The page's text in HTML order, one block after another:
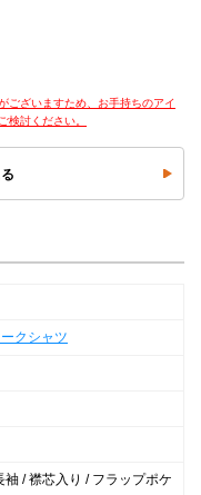
ございますため、お手持ちのアイ
検討ください。
クシャツ
/ 襟芯入り / フラップポケ